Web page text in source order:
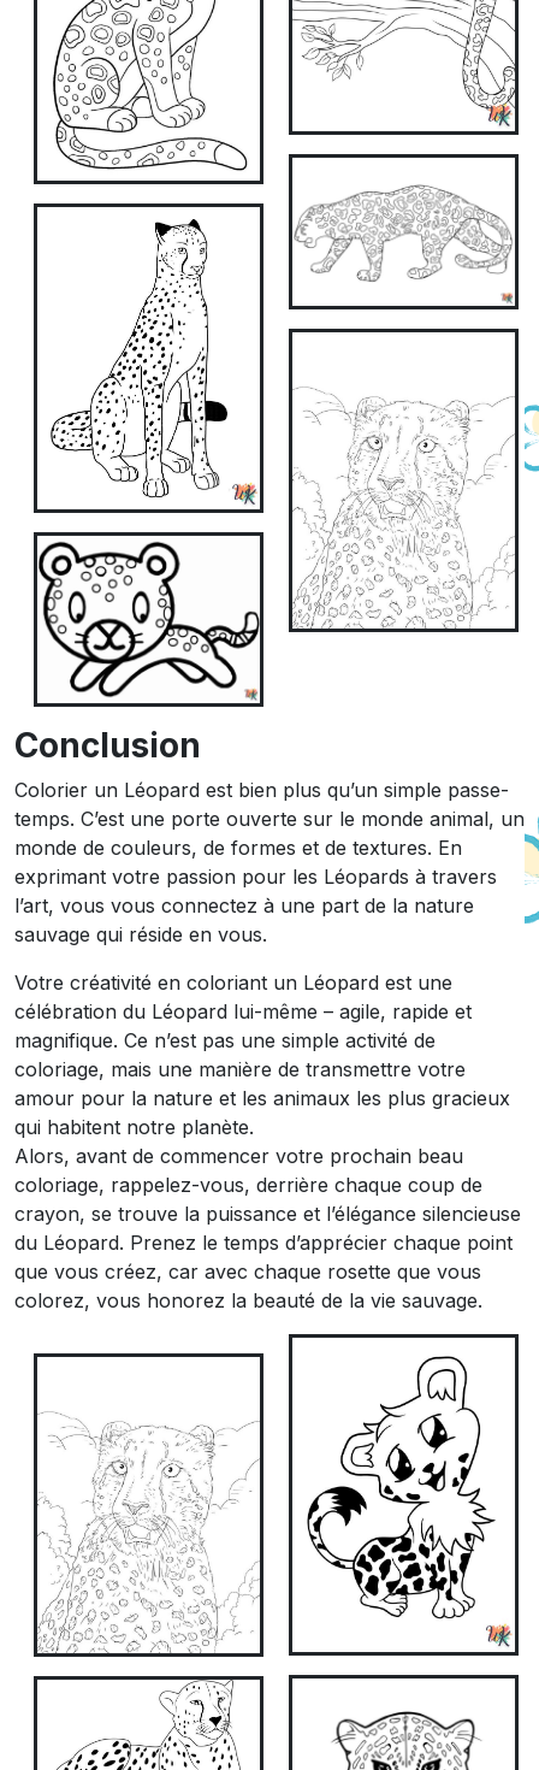
Conclusion
Colorier un Léopard est bien plus qu’un simple passe-
temps. C’est une porte ouverte sur le monde animal, un
monde de couleurs, de formes et de textures. En
exprimant votre passion pour les Léopards à travers
l’art, vous vous connectez à une part de la nature
sauvage qui réside en vous.
Votre créativité en coloriant un Léopard est une
célébration du Léopard lui-même – agile, rapide et
magnifique. Ce n’est pas une simple activité de
coloriage, mais une manière de transmettre votre
amour pour la nature et les animaux les plus gracieux
qui habitent notre planète.
Alors, avant de commencer votre prochain beau
coloriage, rappelez-vous, derrière chaque coup de
crayon, se trouve la puissance et l’élégance silencieuse
du Léopard. Prenez le temps d’apprécier chaque point
que vous créez, car avec chaque rosette que vous
colorez, vous honorez la beauté de la vie sauvage.